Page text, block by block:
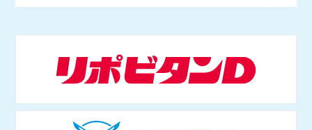
ースで読み解くネット社会の歩き方』（出版芸術社）をはじめ、共著
等多数。マスメディアでも積極的に発信し、朝日新 聞論壇委員（202
1年4月〜）もつとめる。